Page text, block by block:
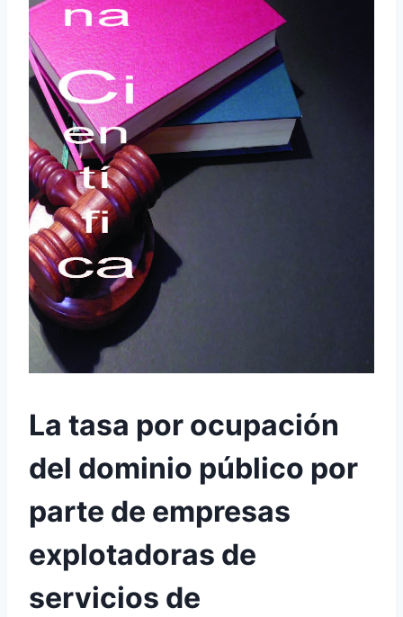
La tasa por ocupación
del dominio público por
parte de empresas
explotadoras de
servicios de